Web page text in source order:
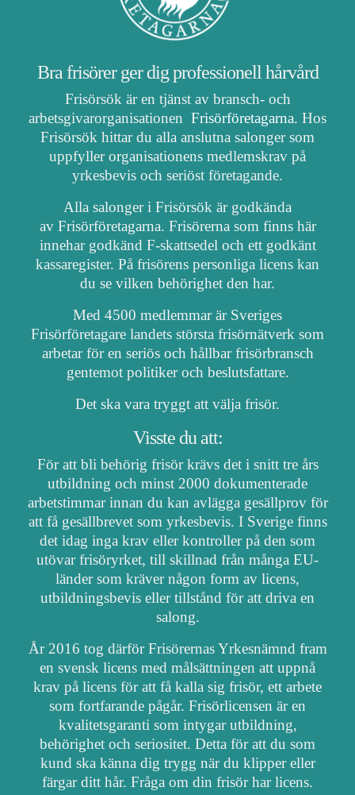
Bra frisörer ger dig professionell hårvård
Frisörsök är en tjänst av bransch- och
arbetsgivarorganisationen Frisörföretagarna. Hos
Frisörsök hittar du alla anslutna salonger som
uppfyller organisationens medlemskrav på
yrkesbevis och seriöst företagande.
Alla salonger i Frisörsök är godkända
av Frisörföretagarna. Frisörerna som finns här
innehar godkänd F-skattsedel och ett godkänt
kassaregister. På frisörens personliga licens kan
du se vilken behörighet den har.
Med 4500 medlemmar är Sveriges
Frisörföretagare landets största frisörnätverk som
arbetar för en seriös och hållbar frisörbransch
gentemot politiker och beslutsfattare.
Det ska vara tryggt att välja frisör.
Visste du att:
För att bli behörig frisör krävs det i snitt tre års
utbildning och minst 2000 dokumenterade
arbetstimmar innan du kan avlägga gesällprov för
att få gesällbrevet som yrkesbevis. I Sverige finns
det idag inga krav eller kontroller på den som
utövar frisöryrket, till skillnad från många EU-
länder som kräver någon form av licens,
utbildningsbevis eller tillstånd för att driva en
salong.
År 2016 tog därför Frisörernas Yrkesnämnd fram
en svensk licens med målsättningen att uppnå
krav på licens för att få kalla sig frisör, ett arbete
som fortfarande pågår. Frisörlicensen är en
kvalitetsgaranti som intygar utbildning,
behörighet och seriositet. Detta för att du som
kund ska känna dig trygg när du klipper eller
färgar ditt hår. Fråga om din frisör har licens.